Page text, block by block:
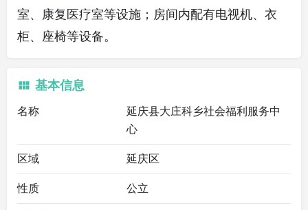
室、康复医疗室等设施；房间内配有电视机、衣
柜、座椅等设备。
基本信息
名称
延庆县大庄科乡社会福利服务中
心
区域 延庆区
性质 公立